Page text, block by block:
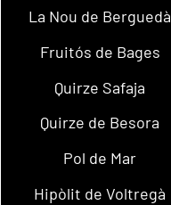
La Nou de Berguedà
Fruitós de Bages
Quirze Safaja
Quirze de Besora
Pol de Mar
Hipòlit de Voltregà